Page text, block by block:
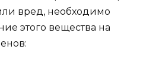
вред, необходимо
этого вещества на